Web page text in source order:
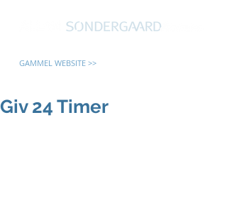
GAMMEL WEBSITE >>
Giv 24 Timer